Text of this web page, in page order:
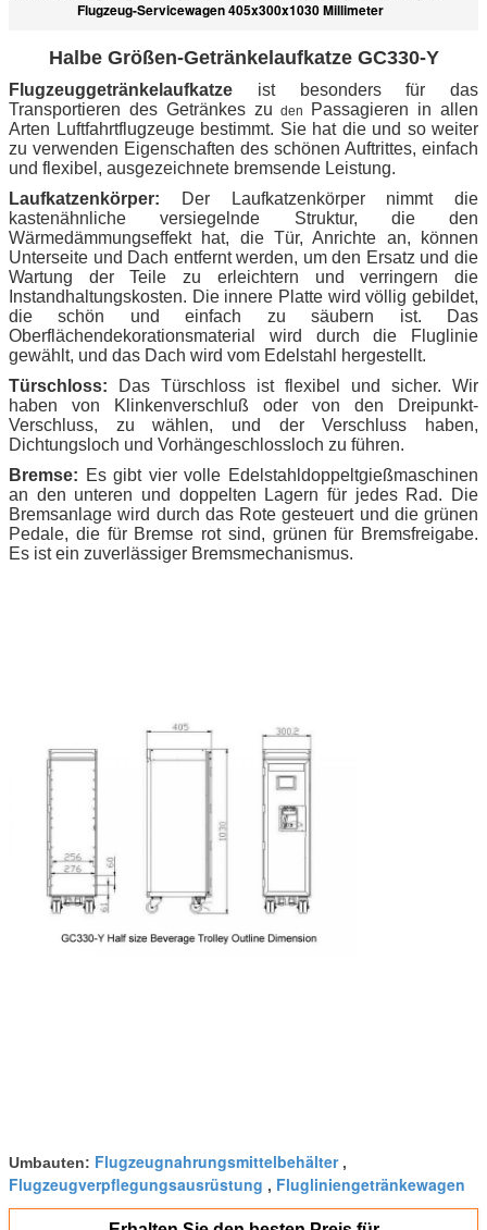
Flugzeug-Servicewagen 405x300x1030 Millimeter
Halbe Größen-Getränkelaufkatze GC330-Y
Flugzeuggetränkelaufkatze ist besonders für das
Transportieren des Getränkes zu den
Passagieren in allen
Arten Luftfahrtflugzeuge bestimmt. Sie hat die und so weiter
zu verwenden Eigenschaften des schönen Auftrittes, einfach
und flexibel, ausgezeichnete bremsende Leistung.
Laufkatzenkörper: Der Laufkatzenkörper nimmt die
kastenähnliche versiegelnde Struktur, die den
Wärmedämmungseffekt hat, die Tür, Anrichte an, können
Unterseite und Dach entfernt werden, um den Ersatz und die
Wartung der Teile zu erleichtern und verringern die
Instandhaltungskosten. Die innere Platte wird völlig gebildet,
die schön und einfach zu säubern ist. Das
Oberflächendekorationsmaterial wird durch die Fluglinie
gewählt, und das Dach wird vom Edelstahl hergestellt.
Türschloss: Das Türschloss ist flexibel und sicher. Wir
haben von Klinkenverschluß oder von den Dreipunkt-
Verschluss, zu wählen, und der Verschluss haben,
Dichtungsloch und Vorhängeschlossloch zu führen.
Bremse: Es gibt vier volle Edelstahldoppeltgießmaschinen
an den unteren und doppelten Lagern für jedes Rad. Die
Bremsanlage wird durch das Rote gesteuert und die grünen
Pedale, die für Bremse rot sind, grünen für Bremsfreigabe.
Es ist ein zuverlässiger Bremsmechanismus.
Umbauten: Flugzeugnahrungsmittelbehälter,
Flugzeugverpflegungsausrüstung , Flugliniengetränkewagen